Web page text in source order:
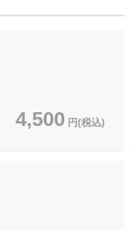
4,500 円(税込)